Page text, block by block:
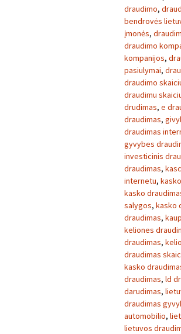
draudimo,
bendrovės
įmonės,
draudimo
kompanijos,
pasiulymai,
draudimo
draudimu
drudimas, e
draudimas,
draudimas
gyvybes
investicinis
draudimas,
internetu,
kasko
salygos, kasko
draudimas,
keliones
draudimas,
draudimas
kasko
draudimas, ld
darudimas,
draudimas
automobilio,
lietuvos